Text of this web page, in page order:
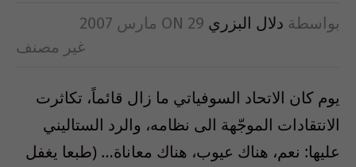
بواسطة دلال البزري ON 29 مارس 2007
غير مصنف
يوم كان الاتحاد السوفياتي ما زال قائماً، تكاثرت
الانتقادات الموجّهة الى نظامه، والرد الستاليني
عليها: نعم، هناك عيوب، هناك معاناة… (طبعا يغفل